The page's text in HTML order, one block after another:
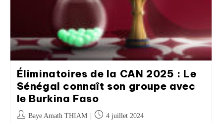
Éliminatoires de la CAN 2025 : Le
Sénégal connaît son groupe avec
le Burkina Faso
Baye Amath THIAM 4 juillet 2024